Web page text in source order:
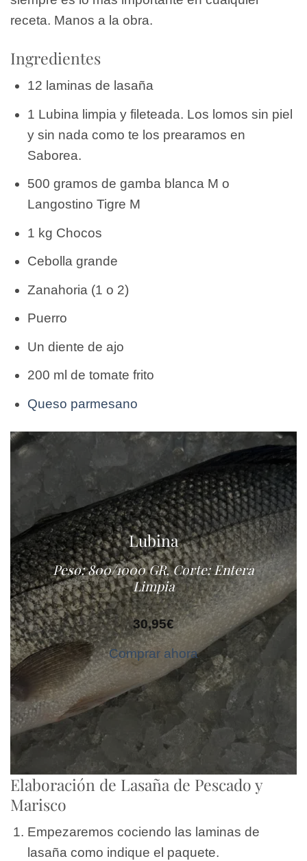
receta. Manos a la obra.
Ingredientes
12 laminas de lasaña
1 Lubina limpia y fileteada. Los lomos sin piel
y sin nada como te los prearamos en
Saborea.
500 gramos de gamba blanca M o
Langostino Tigre M
1 kg Chocos
Cebolla grande
Zanahoria (1 o 2)
Puerro
Un diente de ajo
200 ml de tomate frito
Queso parmesano
Lubina
Peso: 800/1000 GR, Corte: Entera
Limpia
30,95€
Comprar ahora
Elaboración de Lasaña de Pescado y
Marisco
Empezaremos cociendo las laminas de
lasaña como indique el paquete.